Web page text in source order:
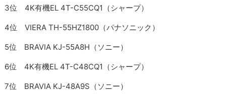
3位 4K有機EL 4T-C55CQ1（シャープ）
4位 VIERA TH-55HZ1800（パナソニック）
5位 BRAVIA KJ-55A8H（ソニー）
6位 4K有機EL 4T-C48CQ1（シャープ）
7位 BRAVIA KJ-48A9S（ソニー）